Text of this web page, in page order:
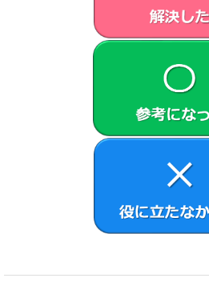
による場合を除きいかなる場
つ現実に生じた通常の損害に
明する本製品の購入代金を上
VAIOは許諾ソフトウェアに不具合
ェアが中断なく稼働することを保
ェアは高度の安全性が要求され、
や中断が生命、身体への危険、有
大な損害に繋がる用途（例えば、
の制御、航空機の制御、通信シス
装置または兵器）を想定しては設
要求される用途に合致することを
との間で著作権、特許権その他の